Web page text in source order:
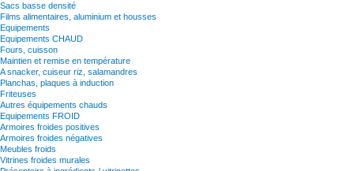
Sacs basse densité
Films alimentaires, aluminium et housses
Equipements
Equipements CHAUD
Fours, cuisson
Maintien et remise en température
A snacker, cuiseur riz, salamandres
Planchas, plaques à induction
Friteuses
Autres équipements chauds
Equipements FROID
Armoires froides positives
Armoires froides négatives
Meubles froids
Vitrines froides murales